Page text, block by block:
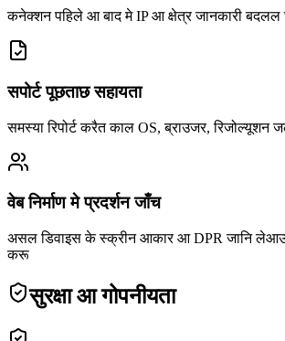
कनेक्शन पहिले आ बाद मे IP आ क्षेत्र जानकारी
सपोर्ट पूछताछ सहायता
समस्या रिपोर्ट करैत काल OS, ब्राउजर, रिजोल्यूशन
वेब निर्माण मे प्रदर्शन जाँच
असल डिवाइस के स्क्रीन आकार आ DPR जानि
करू
सुरक्षा आ गोपनीयता